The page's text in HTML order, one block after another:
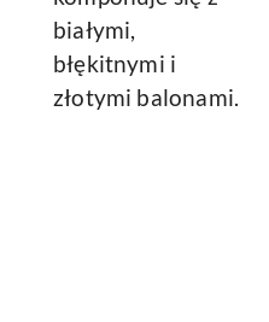
białymi,
błękitnymi i
złotymi balonami.